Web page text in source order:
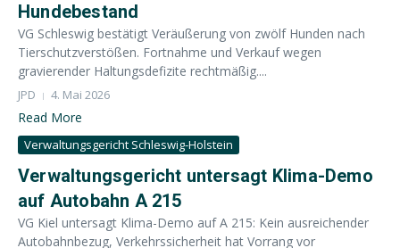
Hundebestand
VG Schleswig bestätigt Veräußerung von zwölf Hunden nach
Tierschutzverstößen. Fortnahme und Verkauf wegen
gravierender Haltungsdefizite rechtmäßig....
JPD 4. Mai 2026
Read More
Verwaltungsgericht Schleswig-Holstein
Verwaltungsgericht untersagt Klima-Demo
auf Autobahn A 215
VG Kiel untersagt Klima-Demo auf A 215: Kein ausreichender
Autobahnbezug, Verkehrssicherheit hat Vorrang vor